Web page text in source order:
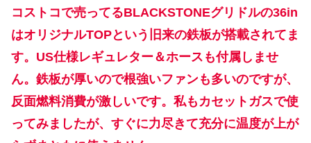
コストコで売ってるBLACKSTONEグリドルの36in
はオリジナルTOPという旧来の鉄板が搭載されてま
す。 US仕様レギュレター＆ホースも付属しませ
ん。 鉄板が厚いので根強いファンも多いのですが、
反面燃料消費が激しいです。私もカセットガスで使
ってみましたが、すぐに力尽きて充分に温度が上が